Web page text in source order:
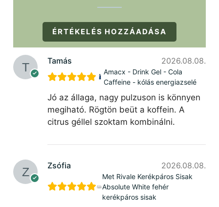
ÉRTÉKELÉS HOZZÁADÁSA
Tamás 2026.08.08.
Amacx - Drink Gel - Cola
Caffeine - kólás energiazselé
Jó az állaga, nagy pulzuson is könnyen
megiható. Rögtön beüt a koffein. A
citrus géllel szoktam kombinálni.
Zsófia 2026.08.08.
Met Rivale Kerékpáros Sisak
Absolute White fehér
kerékpáros sisak